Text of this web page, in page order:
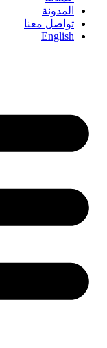
المدونة
تواصل معنا
English